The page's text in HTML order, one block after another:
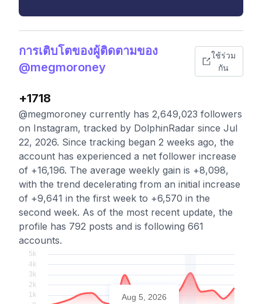
การเติบโตของผู้ติดตามของ
@megmoroney
ใช้ร่วม
กัน
+1718
@megmoroney currently has 2,649,023 followers
on Instagram, tracked by DolphinRadar since Jul
22, 2026. Since tracking began 2 weeks ago, the
account has experienced a net follower increase
of +16,196. The average weekly gain is +8,098,
with the trend decelerating from an initial increase
of +9,641 in the first week to +6,570 in the
second week. As of the most recent update, the
profile has 792 posts and is following 661
accounts.
Aug 5, 2026